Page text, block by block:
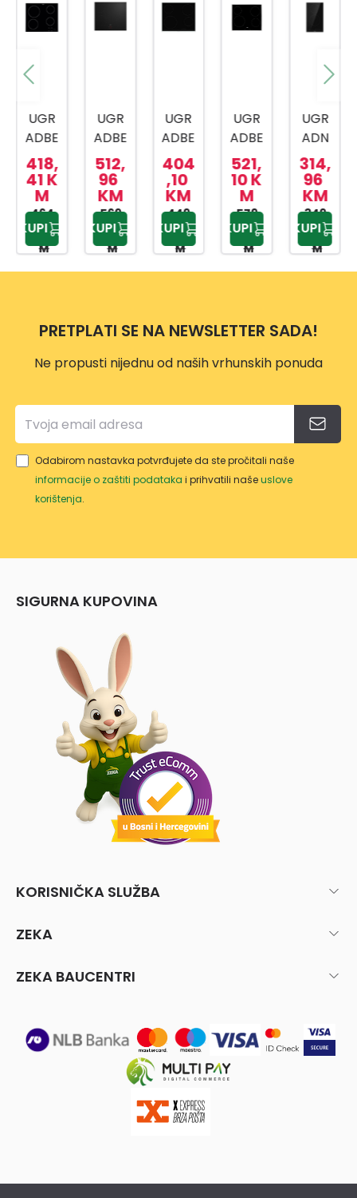
UGR
ADBE
NA
PLOČ
A
AKT8
090/
NE
418,
41 K
M
464,
90 K
M
KUPI
UGR
ADBE
NA
PLOČ
A
HII64
401M
T
INDU
512,
96
KM
569,
95 K
M
KUPI
UGR
ADBE
NA
PLOČ
A
ECD
643
BX
404
,10
KM
449,
00 K
M
KUPI
UGR
ADBE
NA
PLOČ
A HIC
6440
1-1 X
521,
10 K
M
579,
00 K
M
KUPI
UGR
ADN
A
PLOČ
A
ECT
321
BCS
C
314,
96
KM
349,
95 K
M
KUPI
PRETPLATI SE NA NEWSLETTER SADA!
Ne propusti nijednu od naših vrhunskih ponuda
Odabirom nastavka potvrđujete da ste pročitali naše
informacije o zaštiti podataka i prihvatili našeuslove
korištenja.
SIGURNA KUPOVINA
KORISNIČKA SLUŽBA
ZEKA
ZEKA BAUCENTRI